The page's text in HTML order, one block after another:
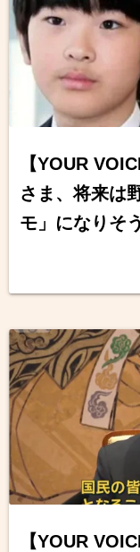
【YOUR
さま、将来は
モ」になりそ
【YOUR